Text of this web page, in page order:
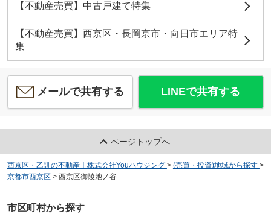
【不動産売買】中古戸建て特集
【不動産売買】西京区・長岡京市・向日市エリア特
集
メールで共有する LINEで共有する
ページトップへ
西京区・乙訓の不動産｜株式会社Youハウジング > (売買・投資)地域から探す >
京都市西京区 > 西京区御陵池ノ谷
市区町村から探す